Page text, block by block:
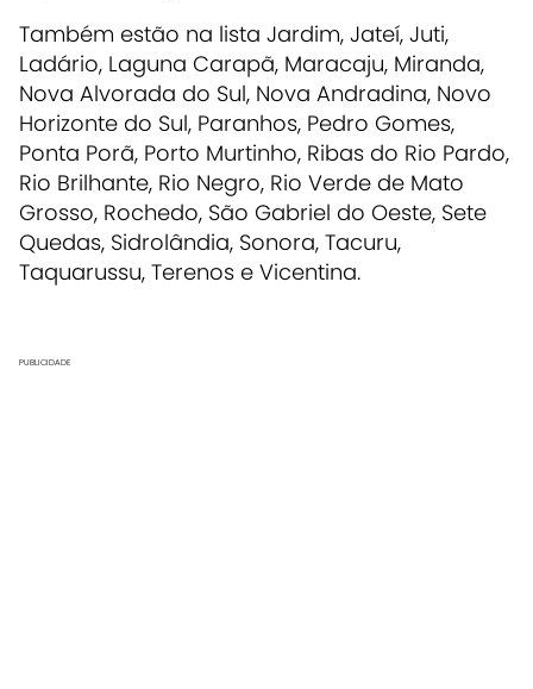
Também estão na lista Jardim, Jateí, Juti,
Ladário, Laguna Carapã, Maracaju, Miranda,
Nova Alvorada do Sul, Nova Andradina, Novo
Horizonte do Sul, Paranhos, Pedro Gomes,
Ponta Porã, Porto Murtinho, Ribas do Rio Pardo,
Rio Brilhante, Rio Negro, Rio Verde de Mato
Grosso, Rochedo, São Gabriel do Oeste, Sete
Quedas, Sidrolândia, Sonora, Tacuru,
Taquarussu, Terenos e Vicentina.
PUBLICIDADE